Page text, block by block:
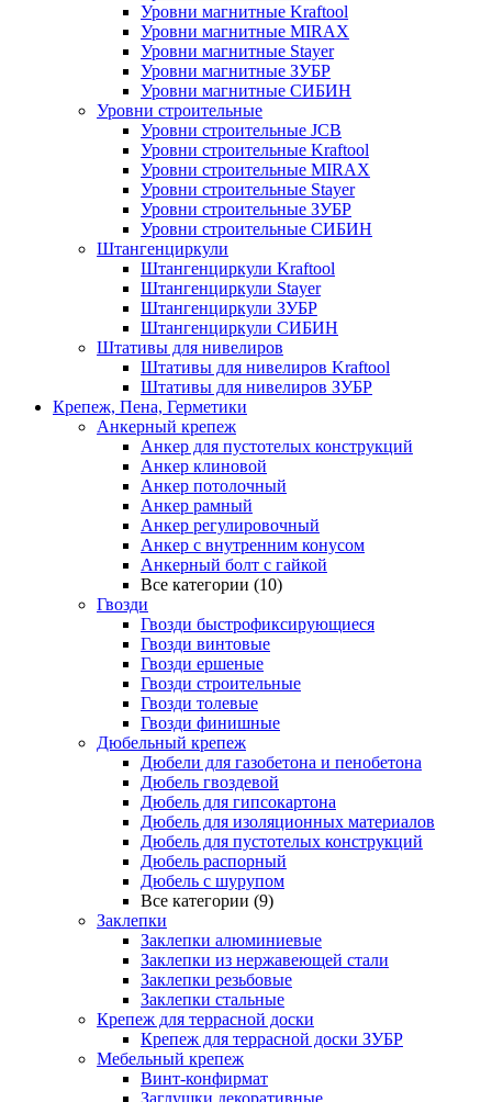
Уровни магнитные Kraftool
Уровни магнитные MIRAX
Уровни магнитные Stayer
Уровни магнитные ЗУБР
Уровни магнитные СИБИН
Уровни строительные
Уровни строительные JCB
Уровни строительные Kraftool
Уровни строительные MIRAX
Уровни строительные Stayer
Уровни строительные ЗУБР
Уровни строительные СИБИН
Штангенциркули
Штангенциркули Kraftool
Штангенциркули Stayer
Штангенциркули ЗУБР
Штангенциркули СИБИН
Штативы для нивелиров
Штативы для нивелиров Kraftool
Штативы для нивелиров ЗУБР
Крепеж, Пена, Герметики
Анкерный крепеж
Анкер для пустотелых конструкций
Анкер клиновой
Анкер потолочный
Анкер рамный
Анкер регулировочный
Анкер с внутренним конусом
Анкерный болт с гайкой
Все категории (10)
Гвозди
Гвозди быстрофиксирующиеся
Гвозди винтовые
Гвозди ершеные
Гвозди строительные
Гвозди толевые
Гвозди финишные
Дюбельный крепеж
Дюбели для газобетона и пенобетона
Дюбель гвоздевой
Дюбель для гипсокартона
Дюбель для изоляционных материалов
Дюбель для пустотелых конструкций
Дюбель распорный
Дюбель с шурупом
Все категории (9)
Заклепки
Заклепки алюминиевые
Заклепки из нержавеющей стали
Заклепки резьбовые
Заклепки стальные
Крепеж для террасной доски
Крепеж для террасной доски ЗУБР
Мебельный крепеж
Винт-конфирмат
Заглушки декоративные